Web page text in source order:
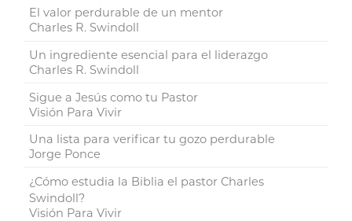
El valor perdurable de un mentor
Charles R. Swindoll
Un ingrediente esencial para el liderazgo
Charles R. Swindoll
Sigue a Jesús como tu Pastor
Visión Para Vivir
Una lista para verificar tu gozo perdurable
Jorge Ponce
¿Cómo estudia la Biblia el pastor Charles
Swindoll?
Visión Para Vivir